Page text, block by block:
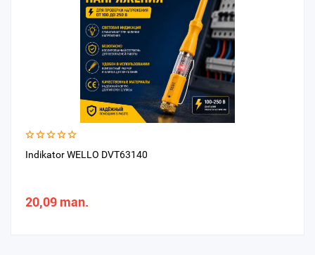
Indikator WELLO DVT63140
20,09 man.